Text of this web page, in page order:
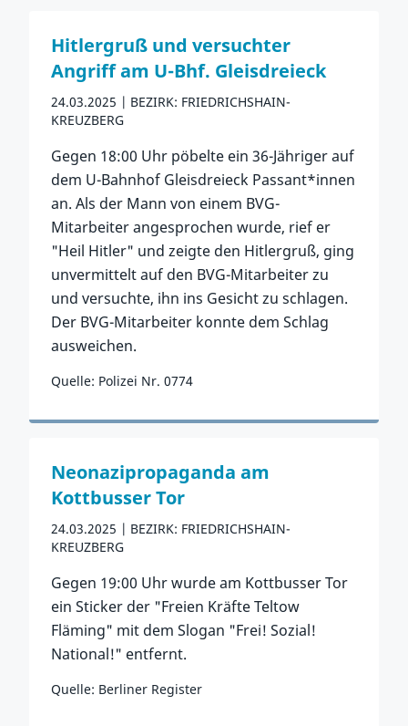
Hitlergruß und versuchter
Angriff am U-Bhf. Gleisdreieck
24.03.2025
BEZIRK: FRIEDRICHSHAIN-
KREUZBERG
Gegen 18:00 Uhr pöbelte ein 36-Jähriger auf
dem U-Bahnhof Gleisdreieck Passant*innen
an. Als der Mann von einem BVG-
Mitarbeiter angesprochen wurde, rief er
"Heil Hitler" und zeigte den Hitlergruß, ging
unvermittelt auf den BVG-Mitarbeiter zu
und versuchte, ihn ins Gesicht zu schlagen.
Der BVG-Mitarbeiter konnte dem Schlag
ausweichen.
Quelle: Polizei Nr. 0774
Zum Vorfall
Neonazipropaganda am
Kottbusser Tor
24.03.2025
BEZIRK: FRIEDRICHSHAIN-
KREUZBERG
Gegen 19:00 Uhr wurde am Kottbusser Tor
ein Sticker der "Freien Kräfte Teltow
Fläming" mit dem Slogan "Frei! Sozial!
National!" entfernt.
Quelle: Berliner Register